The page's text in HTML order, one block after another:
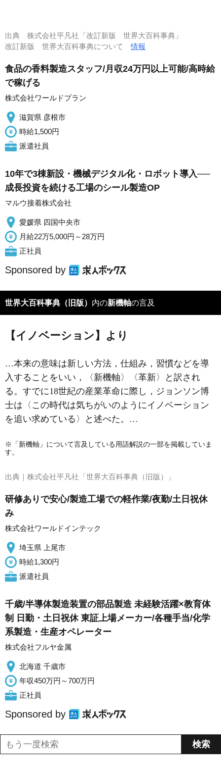
出典 株式会社平凡社「改訂新版 世界大百科事典」
改訂新版 世界大百科事典について情報
食品の香料製造スタッフ/月収24万円以上可能/高時給
で稼げる
株式会社ワールドプラン
滋賀県 彦根市
時給1,500円
派遣社員
10年で3棟新設・機械デジタル化・ロボット導入──
成長投資を続ける工場のシール製造OP
マルウ接着株式会社
愛媛県 四国中央市
月給22万5,000円～28万円
正社員
Sponsored by
世界大百科事典（旧版） 内の新機軸の言及
【イノベーション】より
…本来の意味は新しい方法，仕組み，習慣などを導
入することをいい，〈新機軸〉〈革新〉と訳され
る。すでに18世紀の産業革命に際し，ジョンソン博
士は〈この時代は気ちがいのようにイノベーション
を追い求めている〉と述べた。…
※「新機軸」について言及している用語解説の一部を掲載していま
す。
出典｜ 株式会社平凡社「世界大百科事典（旧版）」
研修ありで安心/製造工場での軽作業/夜勤/土日祝休
み
株式会社ワールドインテック
埼玉県 上尾市
時給1,300円
派遣社員
千歳/半導体製造装置の部品製造 未経験活躍×教育体
制 日勤・土日祝休 東証上場メーカー/各種手当/化学
系製造・生産オペレーター
株式会社フルヤ金属
北海道 千歳市
年収450万円～700万円
正社員
Sponsored by